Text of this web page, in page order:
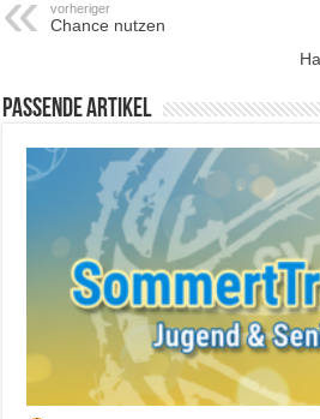
vorheriger
Chance nutzen
Passende Artikel